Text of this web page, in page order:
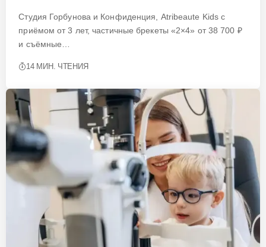
Студия Горбунова и Конфиденция, Atribeaute Kids с
приёмом от 3 лет, частичные брекеты «2×4» от 38 700 ₽
и съёмные…
14 МИН. ЧТЕНИЯ